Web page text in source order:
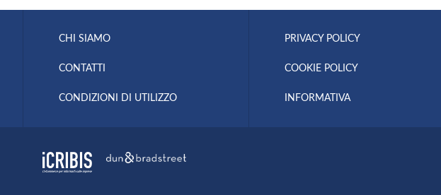
CHI SIAMO
CONTATTI
CONDIZIONI DI UTILIZZO
PRIVACY POLICY
COOKIE POLICY
INFORMATIVA